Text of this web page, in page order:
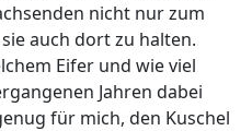
nicht nur zum
auch dort zu halten.
Eifer und wie viel
Jahren dabei
für mich, den Kuschel